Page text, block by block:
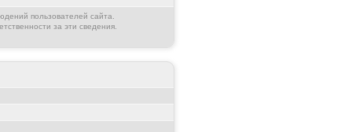
пользователей сайта.
за эти сведения.